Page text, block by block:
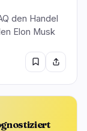
den Handel
Elon Musk